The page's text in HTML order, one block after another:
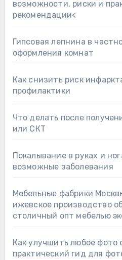
возможности, риски и
рекомендации<
Гипсовая лепнина в
оформления комнат
Как снизить риск
профилактики
Что делать после
или СКТ
Покалывание в руках и
возможные заболевания
Мебельные фабрики
ижевское производство
столичный опт мебелью
Как улучшить любое фото
практический гид для